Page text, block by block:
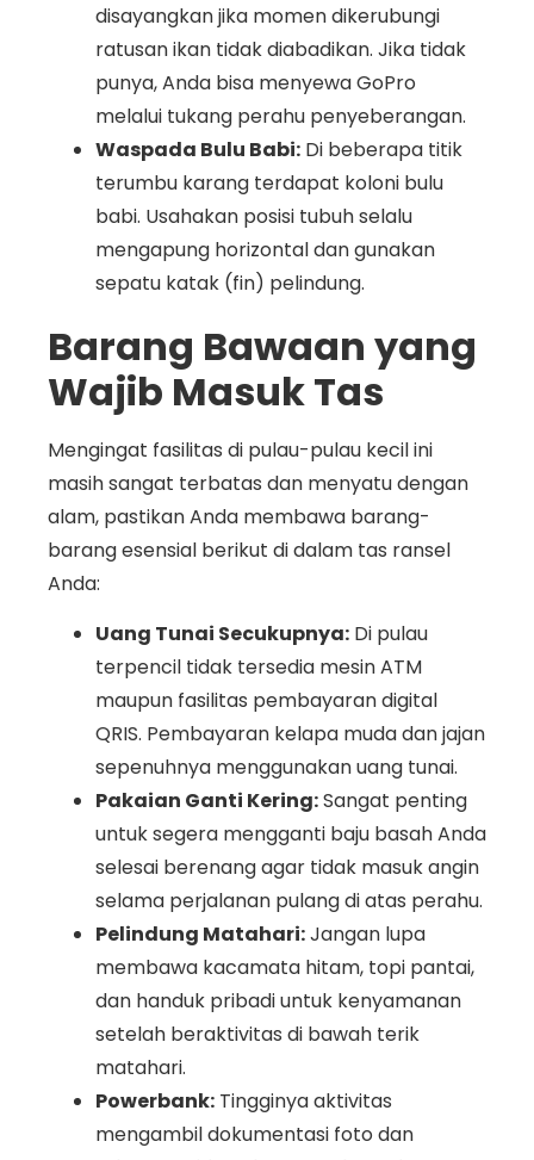
disayangkan jika momen dikerubungi
ratusan ikan tidak diabadikan. Jika tidak
punya, Anda bisa menyewa GoPro
melalui tukang perahu penyeberangan.
Waspada Bulu Babi: Di beberapa titik
terumbu karang terdapat koloni bulu
babi. Usahakan posisi tubuh selalu
mengapung horizontal dan gunakan
sepatu katak (fin) pelindung.
Barang Bawaan yang
Wajib Masuk Tas
Mengingat fasilitas di pulau-pulau kecil ini
masih sangat terbatas dan menyatu dengan
alam, pastikan Anda membawa barang-
barang esensial berikut di dalam tas ransel
Anda:
Uang Tunai Secukupnya: Di pulau
terpencil tidak tersedia mesin ATM
maupun fasilitas pembayaran digital
QRIS. Pembayaran kelapa muda dan jajan
sepenuhnya menggunakan uang tunai.
Pakaian Ganti Kering:Sangat penting
untuk segera mengganti baju basah Anda
selesai berenang agar tidak masuk angin
selama perjalanan pulang di atas perahu.
Pelindung Matahari:Jangan lupa
membawa kacamata hitam, topi pantai,
dan handuk pribadi untuk kenyamanan
setelah beraktivitas di bawah terik
matahari.
Powerbank: Tingginya aktivitas
mengambil dokumentasi foto dan